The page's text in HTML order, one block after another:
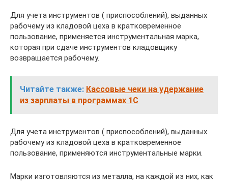
Для учета инструментов ( приспособлений), выданных
рабочему из кладовой цеха в кратковременное
пользование, применяется инструментальная марка,
которая при сдаче инструментов кладовщику
возвращается рабочему.
Читайте также: Кассовые чеки на удержание
из зарплаты в программах 1С
Для учета инструментов ( приспособлений), выданных
рабочему из кладовой цеха в кратковременное
пользование, применяются инструментальные марки.
Марки изготовляются из металла, на каждой из них, как